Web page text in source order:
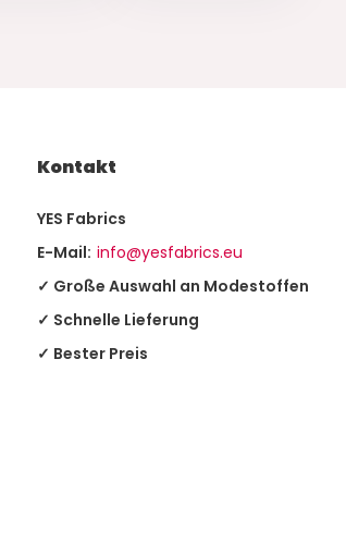
Kontakt
YES Fabrics
E-Mail: info@yesfabrics.eu
✓ Große Auswahl an Modestoffen
✓ Schnelle Lieferung
✓ Bester Preis